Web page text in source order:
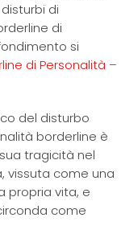
di
di
si
di Personalità –
del disturbo
borderline è
tragicità nel
vissuta come una
propria vita, e
come